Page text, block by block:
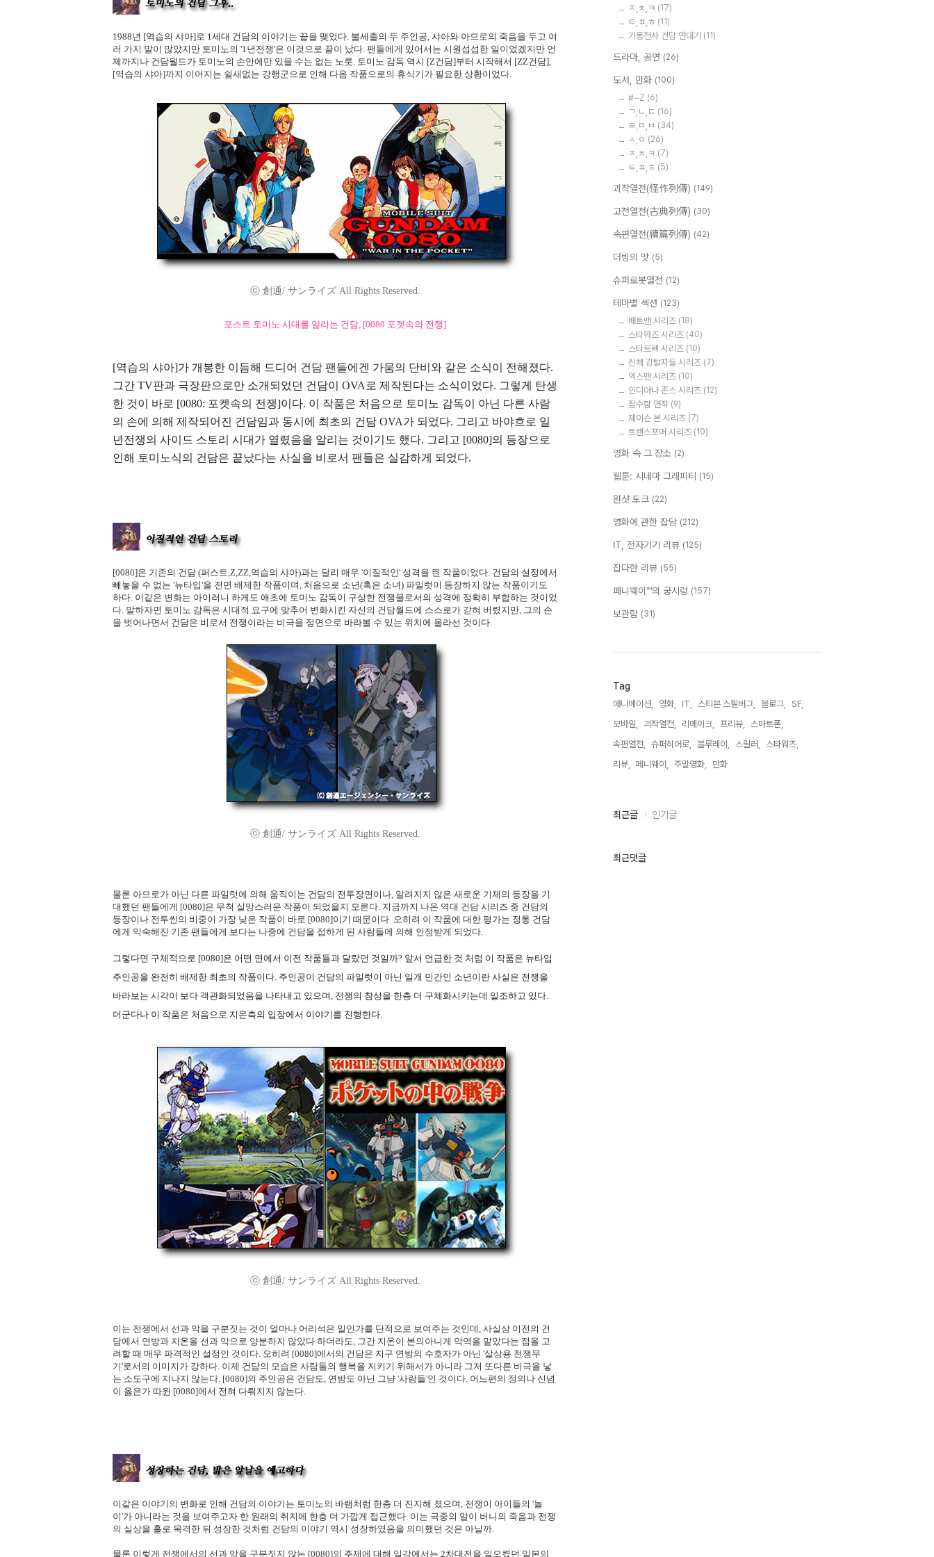
1988년 [역습의 샤아]로 1세대 건담의 이야기는 끝을 맺었다. 불세출의 두 주인공, 샤아와 아므로의 죽음을 두고 여
러 가지 말이 많았지만 토미노의 '1년전쟁'은 이것으로 끝이 났다. 팬들에게 있어서는 시원섭섭한 일이었겠지만 언
제까지나 건담월드가 토미노의 손안에만 있을 수는 없는 노릇. 토미노 감독 역시 [Z건담]부터 시작해서 [ZZ건담],
[역습의 샤아]까지 이어지는 쉴새없는 강행군으로 인해 다음 작품으로의 휴식기가 필요한 상황이었다.
ⓒ 創通/ サンライズ All Rights Reserved.
포스트 토미노 시대를 알리는 건담, [0080 포켓속의 전쟁]
[역습의 샤아]가 개봉한 이듬해 드디어 건담 팬들에겐 가뭄의 단비와 같은 소식이 전해졌다.
그간 TV판과 극장판으로만 소개되었던 건담이 OVA로 제작된다는 소식이었다. 그렇게 탄생
한 것이 바로 [0080: 포켓속의 전쟁]이다. 이 작품은 처음으로 토미노 감독이 아닌 다른 사람
의 손에 의해 제작되어진 건담임과 동시에 최초의 건담 OVA가 되었다. 그리고 바야흐로 일
년전쟁의 사이드 스토리 시대가 열렸음을 알리는 것이기도 했다. 그리고 [0080]의 등장으로
인해 토미노식의 건담은 끝났다는 사실을 비로서 팬들은 실감하게 되었다.
[0080]은 기존의 건담 (퍼스트,Z,ZZ,역습의 샤아)과는 달리 매우 '이질적인' 성격을 띈 작품이었다. 건담의 설정에서
빼놓을 수 없는 '뉴타입'을 전면 배제한 작품이며, 처음으로 소년(혹은 소녀) 파일럿이 등장하지 않는 작품이기도
하다. 이같은 변화는 아이러니 하게도 애초에 토미노 감독이 구상한 전쟁물로서의 성격에 정확히 부합하는 것이었
다. 말하자면 토미노 감독은 시대적 요구에 맞추어 변화시킨 자신의 건담월드에 스스로가 갇혀 버렸지만, 그의 손
을 벗어나면서 건담은 비로서 전쟁이라는 비극을 정면으로 바라볼 수 있는 위치에 올라선 것이다.
ⓒ 創通/ サンライズ All Rights Reserved.
물론 아므로가 아닌 다른 파일럿에 의해 움직이는 건담의 전투장면이나, 알려지지 않은 새로운 기체의 등장을 기
대했던 팬들에게 [0080]은 무척 실망스러운 작품이 되었을지 모른다. 지금까지 나온 역대 건담 시리즈 중 건담의
등장이나 전투씬의 비중이 가장 낮은 작품이 바로 [0080]이기 때문이다. 오히려 이 작품에 대한 평가는 정통 건담
에게 익숙해진 기존 팬들에게 보다는 나중에 건담을 접하게 된 사람들에 의해 인정받게 되었다.
그렇다면 구체적으로 [0080]은 어떤 면에서 이전 작품들과 달랐던 것일까? 앞서 언급한 것 처럼 이 작품은 뉴타입
주인공을 완전히 배제한 최초의 작품이다. 주인공이 건담의 파일럿이 아닌 일개 민간인 소년이란 사실은 전쟁을
바라보는 시각이 보다 객관화되었음을 나타내고 있으며, 전쟁의 참상을 한층 더 구체화시키는데 일조하고 있다.
더군다나 이 작품은 처음으로 지온측의 입장에서 이야기를 진행한다.
ⓒ 創通/ サンライズ All Rights Reserved.
이는 전쟁에서 선과 악을 구분짓는 것이 얼마나 어리석은 일인가를 단적으로 보여주는 것인데, 사실상 이전의 건
담에서 연방과 지온을 선과 악으로 양분하지 않았다 하더라도, 그간 지온이 본의아니게 악역을 맡았다는 점을 고
려할 때 매우 파격적인 설정인 것이다. 오히려 [0080]에서의 건담은 지구 연방의 수호자가 아닌 '살상용 전쟁무
기'로서의 이미지가 강하다. 이제 건담의 모습은 사람들의 행복을 지키기 위해서가 아니라 그저 또다른 비극을 낳
는 소도구에 지나지 않는다. [0080]의 주인공은 건담도, 연방도 아닌 그냥 '사람들'인 것이다. 어느편의 정의나 신념
이 옳은가 따윈 [0080]에서 전혀 다뤄지지 않는다.
이같은 이야기의 변화로 인해 건담의 이야기는 토미노의 바램처럼 한층 더 진지해 졌으며, 전쟁이 아이들의 '놀
이'가 아니라는 것을 보여주고자 한 원래의 취지에 한층 더 가깝게 접근했다. 이는 극중의 알이 버니의 죽음과 전쟁
의 실상을 홀로 목격한 뒤 성장한 것처럼 건담의 이야기 역시 성장하였음을 의미했던 것은 아닐까.
물론 이렇게 전쟁에서의 선과 악을 구분짓지 않는 [0080]의 주제에 대해 일각에서는 2차대전을 일으켰던 일본의
ㅈ,ㅊ,ㅋ (17)
ㅌ,ㅍ,ㅎ (11)
기동전사 건담 연대기 (11)
드라마, 공연 (26)
도서, 만화 (100)
#~Z (6)
ㄱ,ㄴ,ㄷ (16)
ㄹ,ㅁ,ㅂ (34)
ㅅ,ㅇ (26)
ㅈ,ㅊ,ㅋ (7)
ㅌ,ㅍ,ㅎ (5)
괴작열전(怪作列傳) (149)
고전열전(古典列傳) (30)
속편열전(續篇列傳) (42)
더빙의 맛 (5)
슈퍼로봇열전 (12)
테마별 섹션 (123)
배트맨 시리즈 (18)
스타워즈 시리즈 (40)
스타트렉 시리즈 (10)
신체 강탈자들 시리즈 (7)
엑스맨 시리즈 (10)
인디아나 존스 시리즈 (12)
잠수함 연작 (9)
제이슨 본 시리즈 (7)
트랜스포머 시리즈 (10)
영화 속 그 장소 (2)
웹툰: 시네마 그레피티 (15)
원샷 토크 (22)
영화에 관한 잡담 (212)
IT, 전자기기 리뷰 (125)
잡다한 리뷰 (55)
페니웨이™의 궁시렁 (157)
보관함 (31)
Tag
애니메이션, 영화, IT, 스티븐 스필버그, 블로그,
SF,
모바일,
괴작열전, 리메이크, 프리뷰,
스마트폰,
속편열전,
슈퍼히어로, 블루레이, 스릴러,
스타워즈,
리뷰,
페니웨이, 주말영화, 만화,
최
인
최근글 인기글
최근댓글